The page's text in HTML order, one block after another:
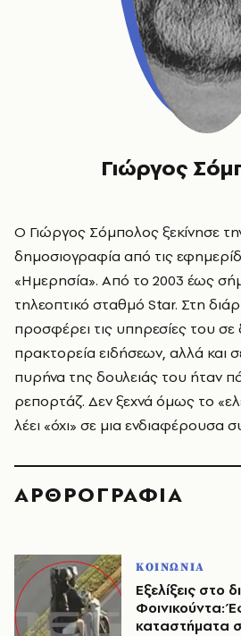
Γιώργος
Ο Γιώργος Σόμπολος ξεκίνησε
δημοσιογραφία από τις
«Ημερησία». Από το 2003 έως
τηλεοπτικό σταθμό Star. Στη
προσφέρει τις υπηρεσίες του σε
πρακτορεία ειδήσεων, αλλά και
πυρήνα της δουλειάς του ήταν
ρεπορτάζ. Δεν ξεχνά όμως το
λέει «όχι» σε μια ενδιαφέρουσα
ΑΡΘΡΟΓΡΑΦΙΑ
ΚΟΙΝΩΝΙΑ
Εξελίξεις στο
Φοινικούντα:
καταστήματα